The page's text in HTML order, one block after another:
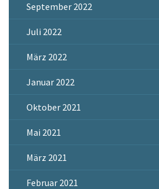
September 2022
Juli 2022
März 2022
Januar 2022
Oktober 2021
Mai 2021
März 2021
Februar 2021